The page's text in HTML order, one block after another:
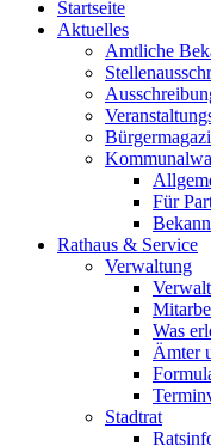
Startseite
Aktuelles
Amtliche
Für
Rathaus & Service
Verwaltung
Was
Ämter
Stadtrat